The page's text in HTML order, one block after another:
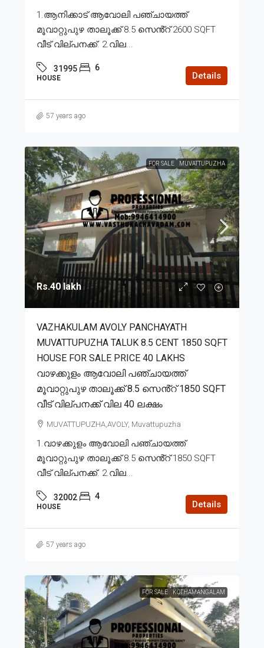
1.ആനിക്കാട് ആവോലി പഞ്ചായത്ത്
മൂവാറ്റുപുഴ താലൂക്ക് 8.5 സെൻ്റ് 2600 SQFT
വീട് വില്പനക്ക്. 2.വില...
31995 6
HOUSE Details
57 years ago
FOR SALE MUVATTUPUZHA
Rs.40 lakh
VAZHAKULAM AVOLY PANCHAYATH
MUVATTUPUZHA TALUK 8.5 CENT 1850 SQFT
HOUSE FOR SALE PRICE 40 LAKHS
വാഴക്കുളം ആവോലി പഞ്ചായത്ത്
മൂവാറ്റുപുഴ താലൂക്ക് 8.5 സെൻ്റ് 1850 SQFT
വീട് വില്പനക്ക് വില 40 ലക്ഷം
MUVATTUPUZHA,AVOLY, Muvattupuzha
1.വാഴക്കുളം ആവോലി പഞ്ചായത്ത്
മൂവാറ്റുപുഴ താലൂക്ക് 8.5 സെൻ്റ് 1850 SQFT
വീട് വില്പനക്ക്. 2.വില...
32002 4
HOUSE Details
57 years ago
FOR SALE KOTHAMANGALAM